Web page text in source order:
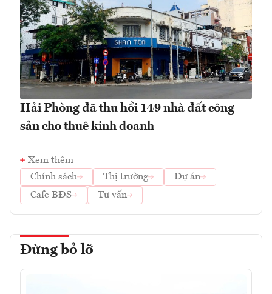
Hải Phòng đã thu hồi 149 nhà đất công
sản cho thuê kinh doanh
Xem thêm
Chính sách
Thị trường
Dự án
Cafe BĐS
Tư vấn
Đừng bỏ lỡ